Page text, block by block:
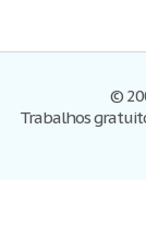
©
Trabalhos